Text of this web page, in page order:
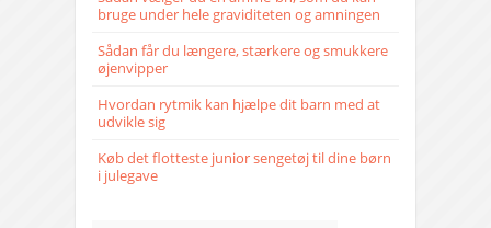
bruge under hele graviditeten og amningen
Sådan får du længere, stærkere og smukkere
øjenvipper
Hvordan rytmik kan hjælpe dit barn med at
udvikle sig
Køb det flotteste junior sengetøj til dine børn
i julegave